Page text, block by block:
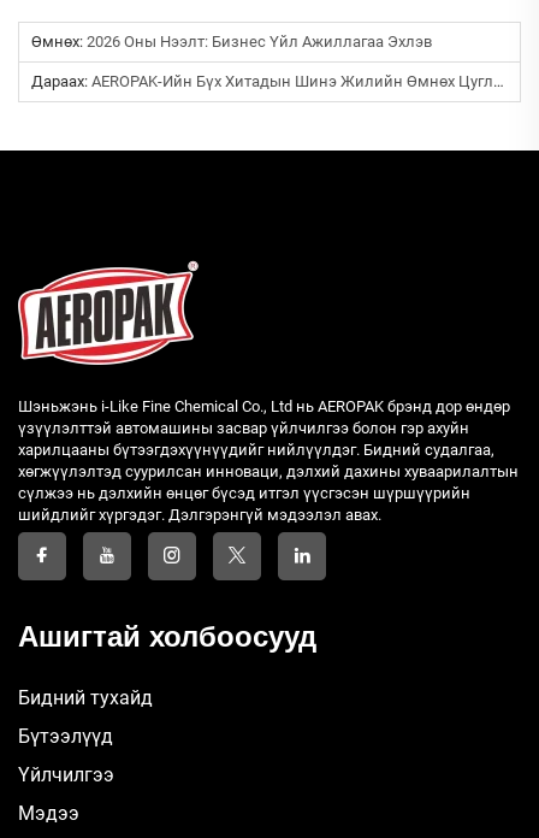
Өмнөх: 2026 Оны Нээлт: Бизнес Үйл Ажиллагаа Эхлэв
Дараах: AEROPAK-Ийн Бүх Хитадын Шинэ Жилийн Өмнөх Цуглуулалт Ба Хөвөнгийн Сарын Төрсөн Өдрийн Тааралд
Шэньжэнь i-Like Fine Chemical Co., Ltd нь AEROPAK брэнд дор өндөр
үзүүлэлттэй автомашины засвар үйлчилгээ болон гэр ахуйн
харилцааны бүтээгдэхүүнүүдийг нийлүүлдэг. Бидний судалгаа,
хөгжүүлэлтэд суурилсан инноваци, дэлхий дахины хуваарилалтын
сүлжээ нь дэлхийн өнцөг бүсэд итгэл үүсгэсэн шүршүүрийн
шийдлийг хүргэдэг. Дэлгэрэнгүй мэдээлэл авах.
Ашигтай холбоосууд
Бидний тухайд
Бүтээлүүд
Үйлчилгээ
Мэдээ